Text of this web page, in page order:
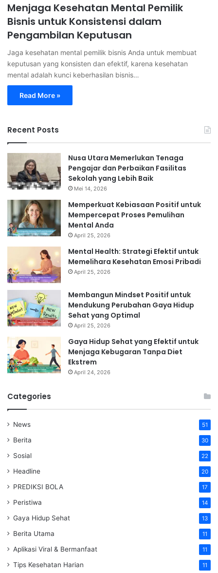
Menjaga Kesehatan Mental Pemilik
Bisnis untuk Konsistensi dalam
Pengambilan Keputusan
Jaga kesehatan mental pemilik bisnis Anda untuk membuat
keputusan yang konsisten dan efektif, karena kesehatan
mental adalah kunci keberhasilan bisnis…
Read More »
Recent Posts
Nusa Utara Memerlukan Tenaga
Pengajar dan Perbaikan Fasilitas
Sekolah yang Lebih Baik
Mei 14, 2026
Memperkuat Kebiasaan Positif untuk
Mempercepat Proses Pemulihan
Mental Anda
April 25, 2026
Mental Health: Strategi Efektif untuk
Memelihara Kesehatan Emosi Pribadi
April 25, 2026
Membangun Mindset Positif untuk
Mendukung Perubahan Gaya Hidup
Sehat yang Optimal
April 25, 2026
Gaya Hidup Sehat yang Efektif untuk
Menjaga Kebugaran Tanpa Diet
Ekstrem
April 24, 2026
Categories
News 51
Berita 30
Sosial 22
Headline 20
PREDIKSI BOLA 17
Peristiwa 14
Gaya Hidup Sehat 13
Berita Utama 11
Aplikasi Viral & Bermanfaat 11
Tips Kesehatan Harian 11